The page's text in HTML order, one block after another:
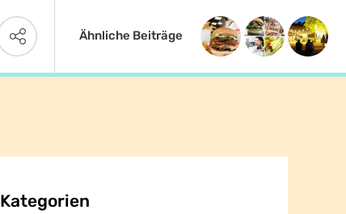
Ähnliche Beiträge
Kategorien